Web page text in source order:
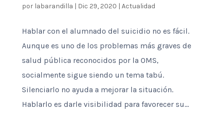
por labarandilla | Dic 29, 2020 | Actualidad
Hablar con el alumnado del suicidio no es fácil.
Aunque es uno de los problemas más graves de
salud pública reconocidos por la OMS,
socialmente sigue siendo un tema tabú.
Silenciarlo no ayuda a mejorar la situación.
Hablarlo es darle visibilidad para favorecer su...